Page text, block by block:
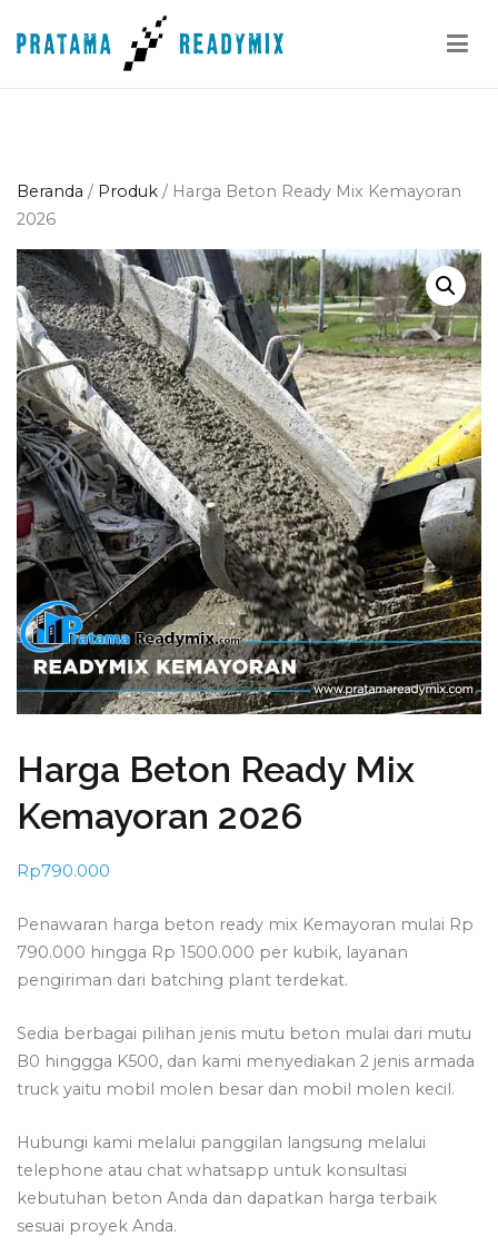
ke
Beranda / Produk / Harga Beton Ready Mix Kemayoran
2026
Harga Beton Ready Mix
Kemayoran 2026
Rp790.000
Penawaran harga beton ready mix Kemayoran mulai Rp
790.000 hingga Rp 1500.000 per kubik, layanan
pengiriman dari batching plant terdekat.
Sedia berbagai pilihan jenis mutu beton mulai dari mutu
B0 hinggga K500, dan kami menyediakan 2 jenis armada
truck yaitu mobil molen besar dan mobil molen kecil.
Hubungi kami melalui panggilan langsung melalui
telephone atau chat whatsapp untuk konsultasi
kebutuhan beton Anda dan dapatkan harga terbaik
sesuai proyek Anda.